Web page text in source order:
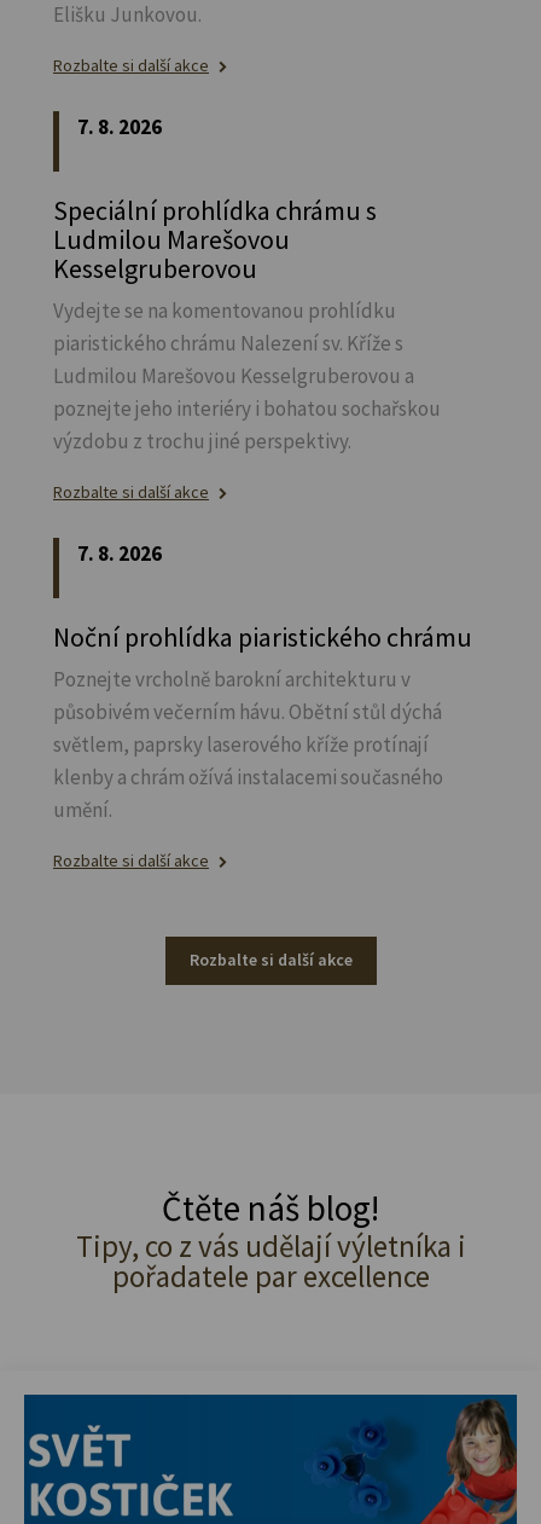
Elišku Junkovou.
Rozbalte si další akce
7. 8. 2026
Speciální prohlídka chrámu s
Ludmilou Marešovou
Kesselgruberovou
Vydejte se na komentovanou prohlídku
piaristického chrámu Nalezení sv. Kříže s
Ludmilou Marešovou Kesselgruberovou a
poznejte jeho interiéry i bohatou sochařskou
výzdobu z trochu jiné perspektivy.
Rozbalte si další akce
7. 8. 2026
Noční prohlídka piaristického chrámu
Poznejte vrcholně barokní architekturu v
působivém večerním hávu. Obětní stůl dýchá
světlem, paprsky laserového kříže protínají
klenby a chrám ožívá instalacemi současného
umění.
Rozbalte si další akce
Rozbalte si další akce
Čtěte náš blog!
Tipy, co z vás udělají výletníka i
pořadatele par excellence